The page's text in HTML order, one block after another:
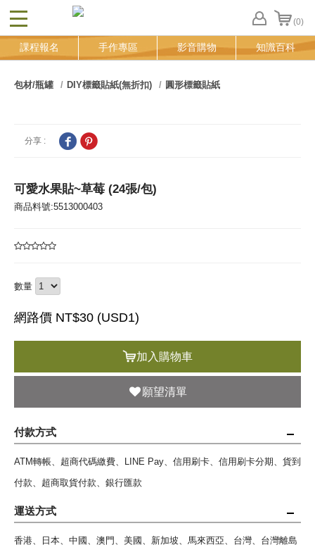
CLOSE (0)
FB
登
課程報名 手作專區 影音購物 知識百科
包材/瓶罐 DIY標籤貼紙(無折扣) 圓形標籤貼紙
分享 :
可愛水果貼~草莓 (24張/包)
商品料號:5513000403
數量
網路價 NT$30 (USD1)
加入購物車
願望清單
付款方式
ATM轉帳、超商代碼繳費、LINE Pay、信用刷卡、信用刷卡分期、貨到
付款、超商取貨付款、銀行匯款
運送方式
香港、日本、中國、澳門、美國、新加坡、馬來西亞、台灣、台灣離島